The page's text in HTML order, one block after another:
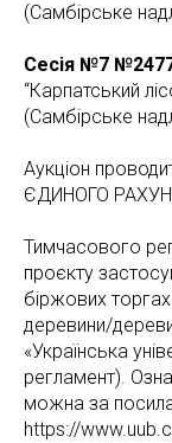
(Самбірське
Сесія №7
“Карпатський
(Самбірське
Аукціон
ЄДИНОГО
Тимчасового
проєкту
біржових
деревини/
«Українська
регламент).
можна за
https://